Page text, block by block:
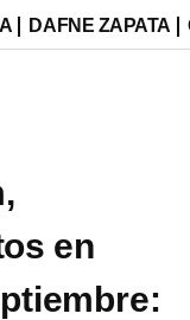
DAFNE ZAPATA
en